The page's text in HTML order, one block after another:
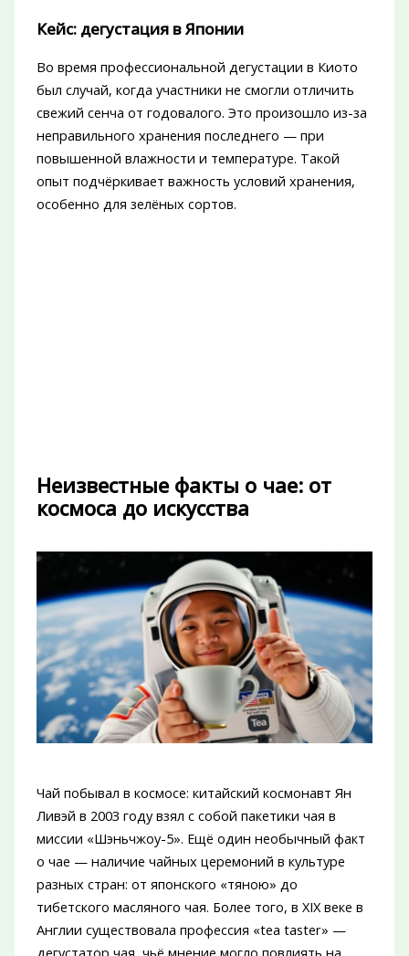
Кейс: дегустация в Японии
Во время профессиональной дегустации в Киото
был случай, когда участники не смогли отличить
свежий сенча от годовалого. Это произошло из-за
неправильного хранения последнего — при
повышенной влажности и температуре. Такой
опыт подчёркивает важность условий хранения,
особенно для зелёных сортов.
Неизвестные факты о чае: от
космоса до искусства
Чай побывал в космосе: китайский космонавт Ян
Ливэй в 2003 году взял с собой пакетики чая в
миссии «Шэньчжоу-5». Ещё один необычный факт
о чае — наличие чайных церемоний в культуре
разных стран: от японского «тяною» до
тибетского масляного чая. Более того, в XIX веке в
Англии существовала профессия «tea taster» —
дегустатор чая, чьё мнение могло повлиять на